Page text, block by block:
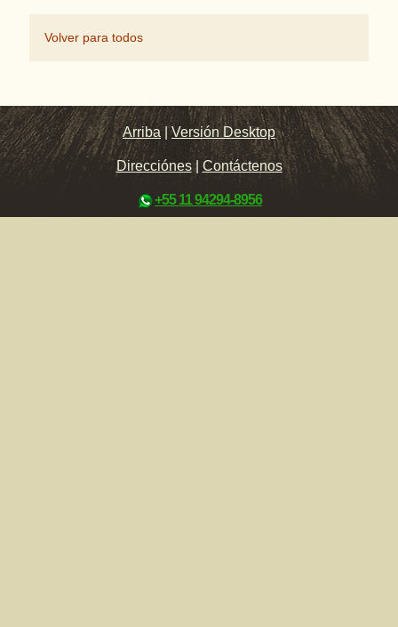
Volver para todos
Arriba |Versión Desktop
Direcciónes| Contáctenos
+55 11 94294-8956